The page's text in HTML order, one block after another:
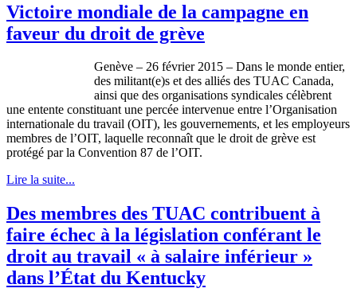
Victoire mondiale de la campagne en
faveur du droit de grève
Genève – 26 février 2015 – Dans le monde entier,
des militant(e)s et des alliés des TUAC Canada,
ainsi que des organisations syndicales célèbrent
une entente constituant une percée intervenue entre l’Organisation
internationale du travail (OIT), les gouvernements, et les employeurs
membres de l’OIT, laquelle reconnaît que le droit de grève est
protégé par la Convention 87 de l’OIT.
Lire la suite...
Des membres des TUAC contribuent à
faire échec à la législation conférant le
droit au travail « à salaire inférieur »
dans l’État du Kentucky